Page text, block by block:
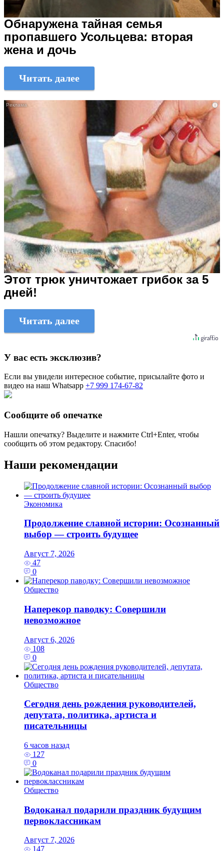
Обнаружена тайная семья
пропавшего Усольцева: вторая
жена и дочь
Читать далее
i
Этот трюк уничтожает грибок за 5
дней!
Читать далее
У вас есть эксклюзив?
Если вы увидели интересное событие, присылайте фото и
видео на наш Whatsapp +7 999 174-67-82
Сообщите об опечатке
Нашли опечатку? Выделите и нажмите Ctrl+Enter, чтобы
сообщить об этом редактору. Спасибо!
Наши рекомендации
Экономика
Продолжение славной истории: Осознанный
выбор — строить будущее
Август 7, 2026
47
0
Общество
Наперекор паводку: Совершили
невозможное
Август 6, 2026
108
0
Общество
Сегодня день рождения руководителей,
депутата, политика, артиста и
писательницы
6 часов назад
127
0
Общество
Водоканал подарили праздник будущим
первоклассникам
Август 7, 2026
147